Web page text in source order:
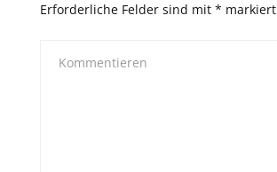
Erforderliche Felder sind mit * markiert